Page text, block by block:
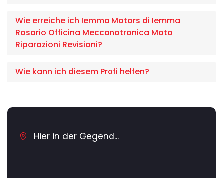
Wie erreiche ich Iemma Motors di Iemma
Rosario Officina Meccanotronica Moto
Riparazioni Revisioni?
Wie kann ich diesem Profi helfen?
Hier in der Gegend...